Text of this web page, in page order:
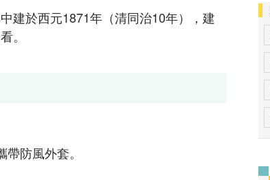
建於西元1871年（清同治10年），建
。
防風外套。